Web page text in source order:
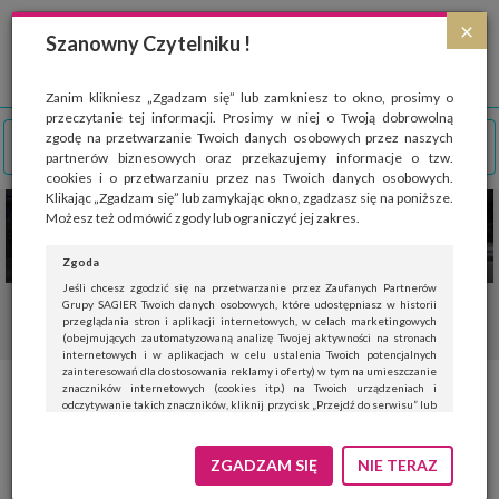
×
Szanowny Czytelniku !
Zanim klikniesz „Zgadzam się” lub zamkniesz to okno, prosimy o
przeczytanie tej informacji. Prosimy w niej o Twoją dobrowolną
zgodę na przetwarzanie Twoich danych osobowych przez naszych
partnerów biznesowych oraz przekazujemy informacje o tzw.
cookies i o przetwarzaniu przez nas Twoich danych osobowych.
Klikając „Zgadzam się” lub zamykając okno, zgadzasz się na poniższe.
Możesz też odmówić zgody lub ograniczyć jej zakres.
Zgoda
Jeśli chcesz zgodzić się na przetwarzanie przez Zaufanych Partnerów
Grupy SAGIER Twoich danych osobowych, które udostępniasz w historii
przeglądania stron i aplikacji internetowych, w celach marketingowych
(obejmujących zautomatyzowaną analizę Twojej aktywności na stronach
internetowych i w aplikacjach w celu ustalenia Twoich potencjalnych
zainteresowań dla dostosowania reklamy i oferty) w tym na umieszczanie
znaczników internetowych (cookies itp.) na Twoich urządzeniach i
odczytywanie takich znaczników, kliknij przycisk „Przejdź do serwisu” lub
Jeśli nie chcesz wyrazić zgody, kliknij „Nie teraz”.
Wyrażenie zgody jest dobrowolne. Możesz edytować zakres zgody, w tym
ZGADZAM SIĘ NIE TERAZ
Strona wykorzystuje pliki cookies, które służą głównie do celów statystycznych.
Wyrażając zgodę na używanie 'cookies', zezwalasz na zapisanie ich w pamięci
przeglądarki. Przejdź do
polityki cookies
„Czasami to by się przydała
kąpiel w melisie” – kobiety
mówią o menopauzalnej złości